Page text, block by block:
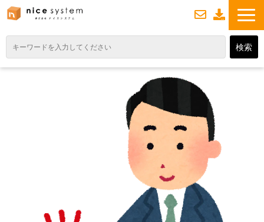
サービス紹介
業務DXソリューション
業務から探す
導入事例
業務のお悩みスッキリ通信
よくあるご質問